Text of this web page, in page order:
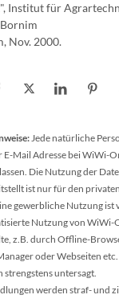
Institut für
Bornim
Nov. 2000.
Jede natürliche
E-Mail Adresse bei WiWi-
Die Nutzung der
ist nur für den
gewerbliche Nutzung ist
Nutzung von WiWi-
z.B. durch Offline-
oder Webseiten
strengstens untersagt.
werden straf- und